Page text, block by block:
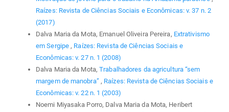
Raízes: Revista de Ciências Sociais e Econômicas: v. 37 n. 2
(2017)
Dalva Maria da Mota, Emanuel Oliveira Pereira, Extrativismo
em Sergipe, Raízes: Revista de Ciências Sociais e
Econômicas: v. 27 n. 1 (2008)
Dalva Maria da Mota,Trabalhadores da agricultura “sem
margem de manobra” , Raízes: Revista de Ciências Sociais e
Econômicas: v. 22 n. 1 (2003)
Noemi Miyasaka Porro, Dalva Maria da Mota, Heribert